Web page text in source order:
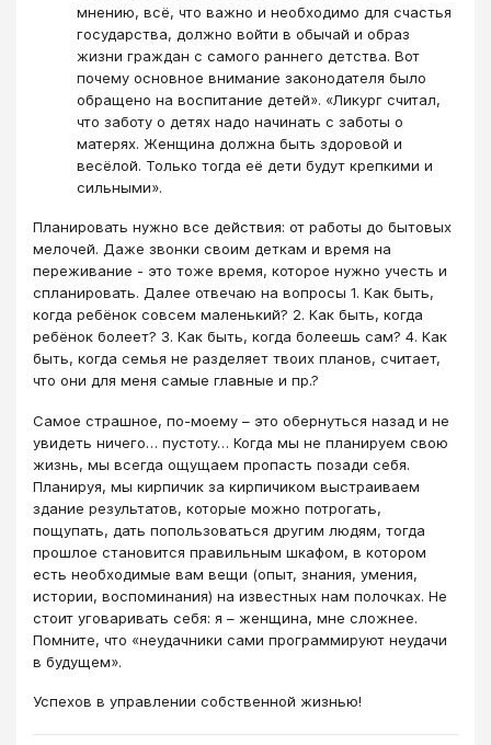
мнению, всё, что важно и необходимо для счастья
государства, должно войти в обычай и образ
жизни граждан с самого раннего детства. Вот
почему основное внимание законодателя было
обращено на воспитание детей». «Ликург считал,
что заботу о детях надо начинать с заботы о
матерях. Женщина должна быть здоровой и
весёлой. Только тогда её дети будут крепкими и
сильными».
Планировать нужно все действия: от работы до бытовых
мелочей. Даже звонки своим деткам и время на
переживание - это тоже время, которое нужно учесть и
спланировать. Далее отвечаю на вопросы 1. Как быть,
когда ребёнок совсем маленький? 2. Как быть, когда
ребёнок болеет? 3. Как быть, когда болеешь сам? 4. Как
быть, когда семья не разделяет твоих планов, считает,
что они для меня самые главные и пр.?
Самое страшное, по-моему – это обернуться назад и не
увидеть ничего… пустоту… Когда мы не планируем свою
жизнь, мы всегда ощущаем пропасть позади себя.
Планируя, мы кирпичик за кирпичиком выстраиваем
здание результатов, которые можно потрогать,
пощупать, дать попользоваться другим людям, тогда
прошлое становится правильным шкафом, в котором
есть необходимые вам вещи (опыт, знания, умения,
истории, воспоминания) на известных нам полочках. Не
стоит уговаривать себя: я – женщина, мне сложнее.
Помните, что «неудачники сами программируют неудачи
в будущем».
Успехов в управлении собственной жизнью!